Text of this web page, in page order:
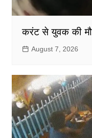
करंट से युवक की
August 7, 2026